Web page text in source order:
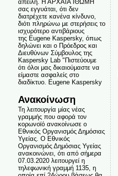
απειλή. Η ΑΡΧΑΙΑ ΙΘΩΜΗ
σας εγγυάται, ότι δεν
διατρέχετε κανένα κίνδυνο,
διότι πληρώνω με στερήσεις το
ισχυρότερο αντιβάριους
της Eugene Kaspersky, όπως
δηλώνει και ο Πρόεδρος και
Διευθύνων Σύμβουλος της
Kaspersky Lab "Πιστεύουμε
ότι όλοι μας δικαιούμαστε να
είμαστε ασφαλείς στο
διαδίκτυο. Eugene Kaspersky
Ανακοίνωση
Τη λειτουργία μίας νέας
γραμμής που αφορά τον
κορωνοϊό ανακοίνωσε ο
Εθνικός Οργανισμός Δημόσιας
Υγείας. Ο Εθνικός
Οργανισμός Δημόσιας Υγείας
ανακοινώνει, ότι από σήμερα
07.03.2020 λειτουργεί η
τηλεφωνική γραμμή 1135, η